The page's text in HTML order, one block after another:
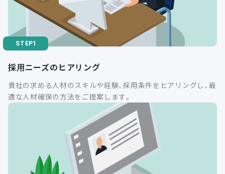
採用ニーズのヒアリング
貴社の求める人材のスキルや経験、採用条件をヒアリングし、最
適な人材確保の方法をご提案します。